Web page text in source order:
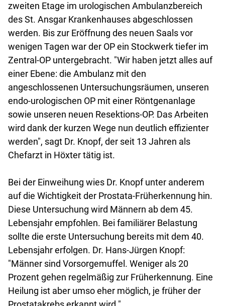
zweiten Etage im urologischen Ambulanzbereich
des St. Ansgar Krankenhauses abgeschlossen
werden. Bis zur Eröffnung des neuen Saals vor
wenigen Tagen war der OP ein Stockwerk tiefer im
Zentral-OP untergebracht. "Wir haben jetzt alles auf
einer Ebene: die Ambulanz mit den
angeschlossenen Untersuchungsräumen, unseren
endo-urologischen OP mit einer Röntgenanlage
sowie unseren neuen Resektions-OP. Das Arbeiten
wird dank der kurzen Wege nun deutlich effizienter
werden", sagt Dr. Knopf, der seit 13 Jahren als
Chefarzt in Höxter tätig ist.
Bei der Einweihung wies Dr. Knopf unter anderem
auf die Wichtigkeit der Prostata-Früherkennung hin.
Diese Untersuchung wird Männern ab dem 45.
Lebensjahr empfohlen. Bei familiärer Belastung
sollte die erste Untersuchung bereits mit dem 40.
Lebensjahr erfolgen. Dr. Hans-Jürgen Knopf:
"Männer sind Vorsorgemuffel. Weniger als 20
Prozent gehen regelmäßig zur Früherkennung. Eine
Heilung ist aber umso eher möglich, je früher der